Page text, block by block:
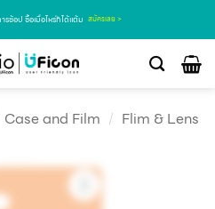
ช้อป ซื้อเมื่อไหร่ก็ได้แต้ม สมัครเลย >
Case and Film / Flim & Lens